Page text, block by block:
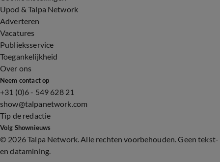
Upod & Talpa Network
Adverteren
Vacatures
Publieksservice
Toegankelijkheid
Over ons
Neem contact op
+31 (0)6 - 549 628 21
show@talpanetwork.com
Tip de redactie
Volg Shownieuws
© 2026 Talpa Network. Alle rechten voorbehouden. Geen tekst-
en datamining.